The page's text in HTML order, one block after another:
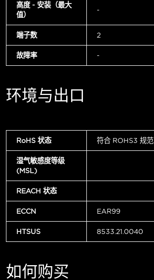
高度 - 安装（最大
值）
-
端子数 2
故障率 -
环境与出口
RoHS 状态 符合 ROHS3 规范
湿气敏感度等级
(MSL)
REACH 状态
ECCN EAR99
HTSUS 8533.21.0040
如何购买